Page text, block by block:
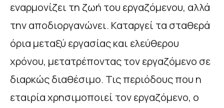
εναρμονίζει τη ζωή του εργαζόμενου, αλλά
την αποδιοργανώνει. Καταργεί τα σταθερά
όρια μεταξύ εργασίας και ελεύθερου
χρόνου, μετατρέποντας τον εργαζόμενο σε
διαρκώς διαθέσιμο. Τις περιόδους που η
εταιρία χρησιμοποιεί τον εργαζόμενο, ο